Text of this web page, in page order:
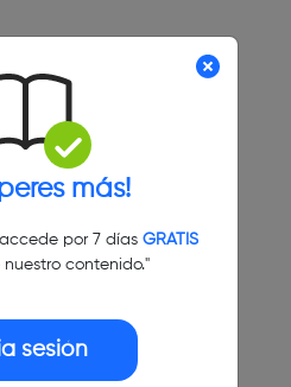
más!
por 7 días GRATIS
contenido."
sesión